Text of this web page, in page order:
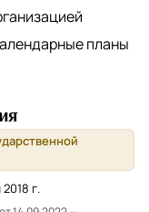
планы
г.